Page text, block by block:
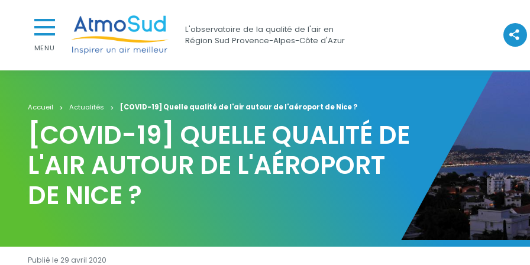
Aller au premier menu de navigation
Aller à la recherche
MENU
AtmoSud
L'observatoire de la qualité de l'air en
Région Sud Provence-Alpes-Côte d'Azur
Voir
Accueil Actualités [COVID-19] Quelle qualité de l'air autour de l'aéroport de Nice ?
[COVID-19] QUELLE QUALITÉ DE
L'AIR AUTOUR DE L'AÉROPORT
DE NICE ?
Publié le 29 avril 2020